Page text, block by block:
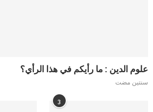
علوم الدين : ما رأيكم في هذا الرأي؟
سنتين مضت
3